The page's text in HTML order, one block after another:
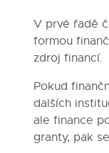
V prvé řadě
formou
zdroj financí.
Pokud
dalších
ale finance
granty, pak